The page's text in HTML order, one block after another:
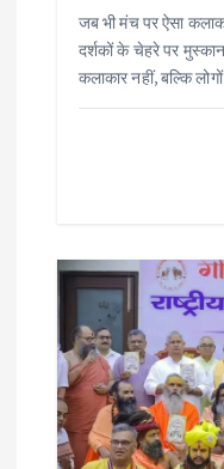
जब भी मंच पर ऐसा
दर्शकों के चेहरे पर
कलाकार नहीं, बल्कि